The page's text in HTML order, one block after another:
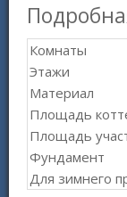
Комнаты
Этажи
Материал
Площадь
Площадь
Фундамент
Для зимнего